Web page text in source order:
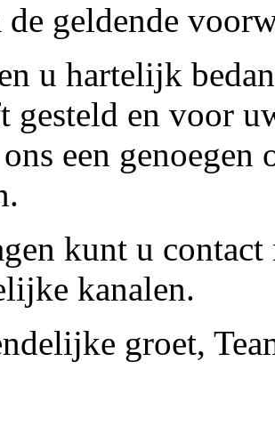
geldende
u hartelijk
gesteld en voor
een
kunt u contact
kanalen.
groet,